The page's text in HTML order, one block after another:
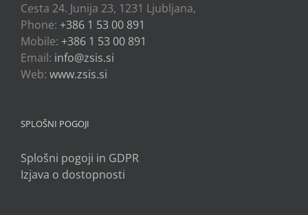
Cesta 24. Junija 23, 1231 Ljubljana,
Phone: +386 1 53 00 891
Mobile: +386 1 53 00 891
Email: info@zsis.si
Web: www.zsis.si
SPLOŠNI POGOJI
Splošni pogoji in GDPR
Izjava o dostopnosti